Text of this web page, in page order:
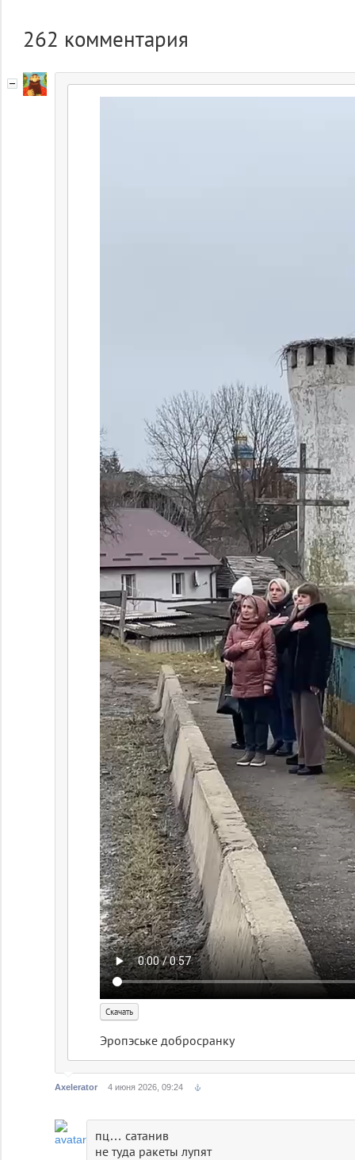
противовоздушной...
или... (0)
262 комментария
Скачать
Эропэське добросранку
Axelerator 4 июня 2026, 09:24
пц… сатанив
не туда ракеты лупят